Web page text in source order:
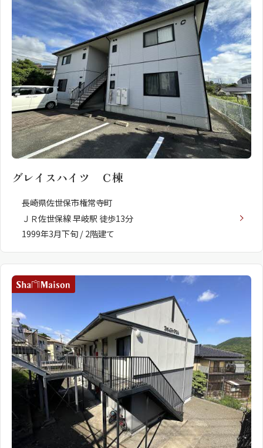
グレイスハイツ Ｃ棟
長崎県佐世保市権常寺町
ＪＲ佐世保線 早岐駅 徒歩13分
1999年3月下旬 / 2階建て